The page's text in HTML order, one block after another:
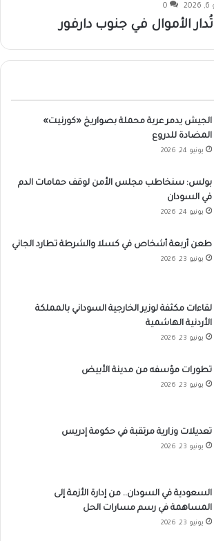
0
الأموال في جنوب دارفور
الجيش يدمر عربة محملة بصواريخ «كورنيت»
المضادة للدروع
يونيو 24, 2026
بولس: سنخاطب مجلس الأمن لوقف حمامات الدم
في السودان
يونيو 24, 2026
طعن أربعة أشخاص في كسلا والشرطة تطارد الجاني
يونيو 23, 2026
لقاءات مكثفة لوزير الخارجية السوداني بالمملكة
الأردنية الهاشمية
يونيو 23, 2026
تطورات مؤسفه من مدينة الأبيض
يونيو 23, 2026
تعديلات وزارية مرتقبة في حكومة إدريس
يونيو 23, 2026
السعودية في السودان.. من إدارة الأزمة إلى
المساهمة في رسم مسارات الحل
يونيو 23, 2026